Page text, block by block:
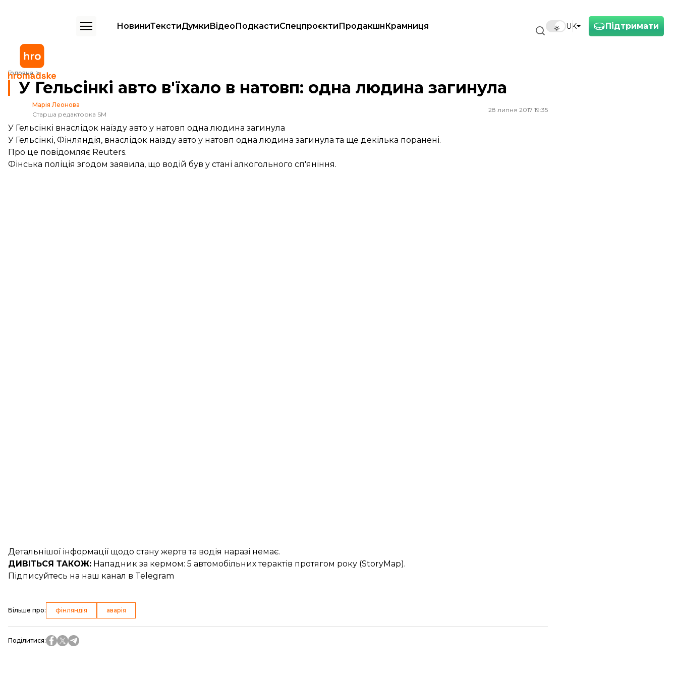
Підтримати
UK
НовиниТекстиДумкиВідеоПодкастиСпецпроєктиПродакшнКрамниця
Головна
У Гельсінкі авто в'їхало в натовп: одна людина загинула
У Гельсінкі авто в'їхало в натовп: одна людина загинула
Марія Леонова
Старша редакторка SM
28 липня 2017 19:35
У Гельсінкі внаслідок наїзду авто у натовп одна людина загинула
У Гельсінкі, Фінляндія, внаслідок наїзду авто у натовп одна людина загинула та ще декілька поранені.
Про це повідомляє Reuters.
Фінська поліція згодом заявила, що водій був у стані алкогольного сп'яніння.
Детальнішої інформації щодо стану жертв та водія наразі немає.
ДИВІТЬСЯ ТАКОЖ: Нападник за кермом: 5 автомобільних терактів протягом року (StoryMap).
Підписуйтесь на наш канал в Telegram
Більше про: фінляндія аварія
Поділитися: